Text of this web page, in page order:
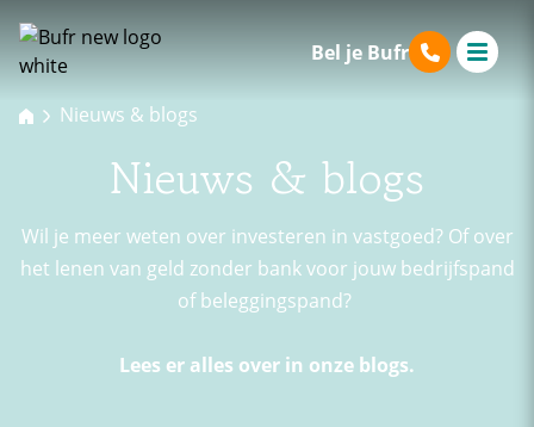
Bel je Bufr
Nieuws & blogs
Nieuws & blogs
Wil je meer weten over investeren in vastgoed? Of over
het lenen van geld zonder bank voor jouw bedrijfspand
of beleggingspand?
Lees er alles over in onze blogs.